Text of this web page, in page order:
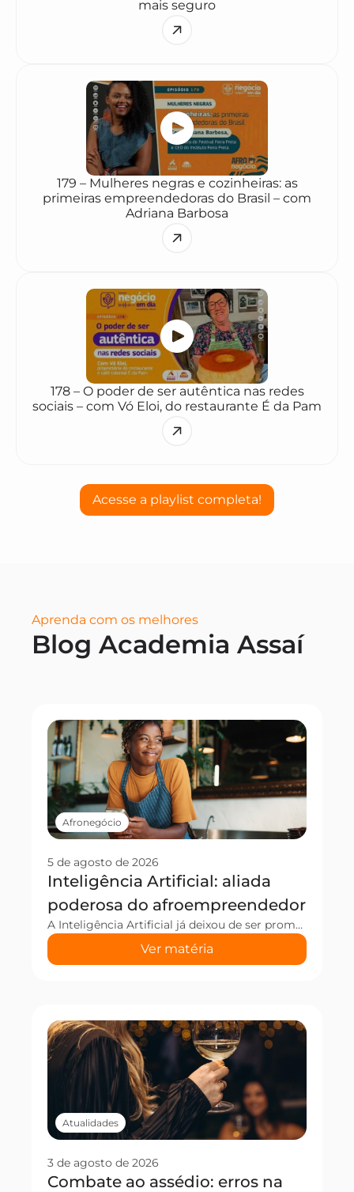
mais seguro
179 – Mulheres negras e cozinheiras: as
primeiras empreendedoras do Brasil – com
Adriana Barbosa
178 – O poder de ser autêntica nas redes
sociais – com Vó Eloi, do restaurante É da Pam
Acesse a playlist completa!
Aprenda com os melhores
Blog Academia Assaí
Afronegócio
5 de agosto de 2026
Inteligência Artificial: aliada
poderosa do afroempreendedor
A Inteligência Artificial já deixou de ser promessa distante e virou ferramenta de trabalho para muitos negócios no Brasil. Por outro lado, o afroempreendedorismo, que representa mais da metade dos donos de pequenos negócios do país, vem de uma trajetória construída com resistência, criatividade e trabalho duro. Agora, imagine unir esse legado às ferramentas “do […]
Ver matéria
Atualidades
3 de agosto de 2026
Combate ao assédio: erros na